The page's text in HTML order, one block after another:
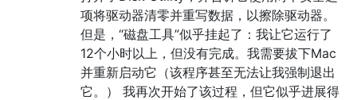
项将驱动器清零并重写数据，以擦除驱动器。
但是，“磁盘工具”似乎挂起了：我让它运行了
12个小时以上，但没有完成。我需要拔下Mac
并重新启动它（该程序甚至无法让我强制退出
它。） 我再次开始了该过程，但它似乎进展得